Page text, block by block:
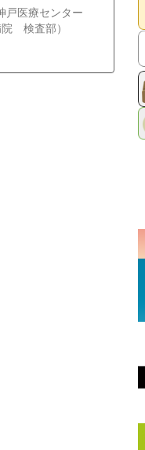
戸医療センター
病院 検査部）